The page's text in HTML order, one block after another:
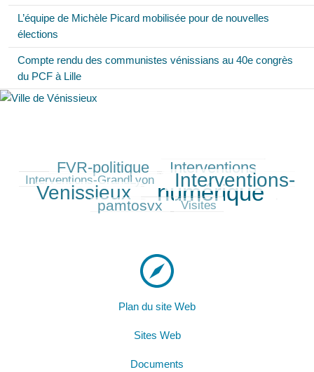
L’équipe de Michèle Picard mobilisée pour de nouvelles
élections
Compte rendu des communistes vénissians au 40e congrès
du PCF à Lille
FVR-politique Interventions
Interventions-GrandLyon
382/530 Interventions-
Venissieux
530/530 numérique
196/530
pamtosvx
41/530 Visites
Plan du site Web
Sites Web
Documents